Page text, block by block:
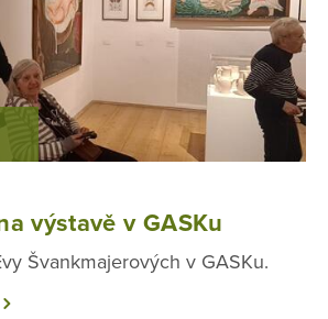
výstavě v GASKu
Švankmajerových v GASKu.